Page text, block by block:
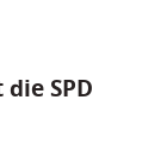
SPD